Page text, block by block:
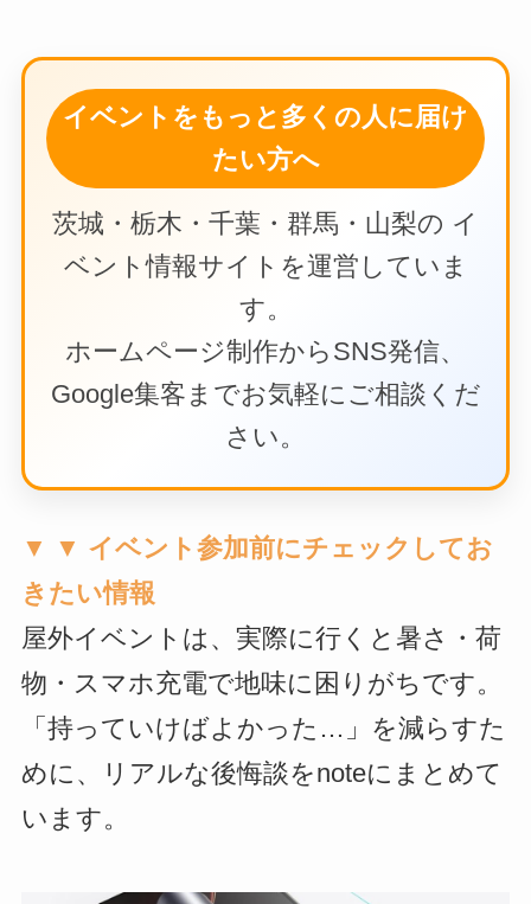
イベントをもっと多くの人に届け
たい方へ
茨城・栃木・千葉・群馬・山梨の イ
ベント情報サイトを運営していま
す。
ホームページ制作からSNS発信、
Google集客までお気軽にご相談くだ
さい。
▼ ▼ イベント参加前にチェックしてお
きたい情報
屋外イベントは、実際に行くと暑さ・荷
物・スマホ充電で地味に困りがちです。
「持っていけばよかった…」を減らすた
めに、リアルな後悔談をnoteにまとめて
います。